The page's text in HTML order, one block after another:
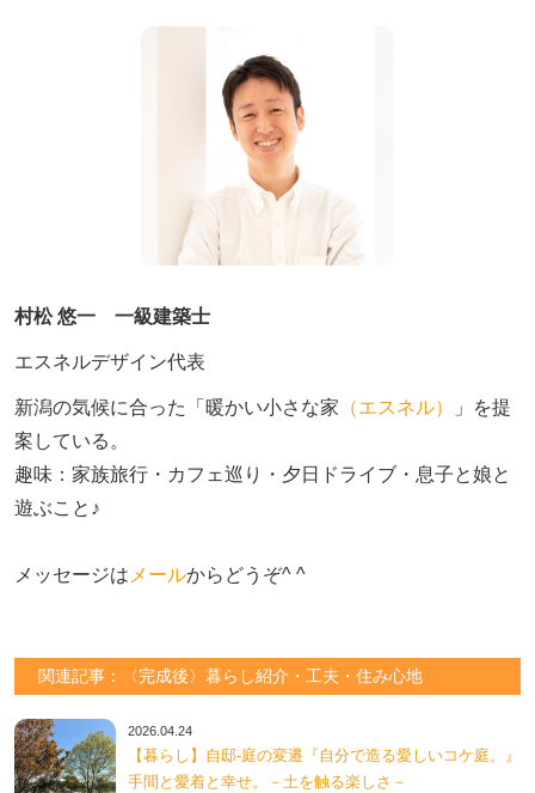
村松 悠一 一級建築士
エスネルデザイン代表
新潟の気候に合った「暖かい小さな家 （エスネル）
」を提
案している。
趣味：家族旅行・カフェ巡り・夕日ドライブ・息子と娘と
遊ぶこと♪
メッセージは メールからどうぞ^ ^
関連記事：〈完成後〉暮らし紹介・工夫・住み心地
2026.04.24
【暮らし】自邸-庭の変遷『自分で造る愛しいコケ庭。』
手間と愛着と幸せ。－土を触る楽しさ－